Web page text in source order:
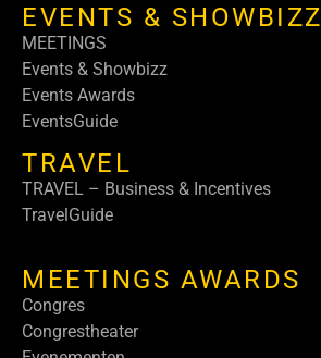
EVENTS & SHOWBIZZ
MEETINGS
Events & Showbizz
Events Awards
EventsGuide
TRAVEL
TRAVEL – Business & Incentives
TravelGuide
MEETINGS AWARDS
Congres
Congrestheater